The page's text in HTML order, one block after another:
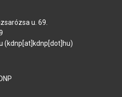
u. 69.
(kdnp[at]kdnp[dot]hu)